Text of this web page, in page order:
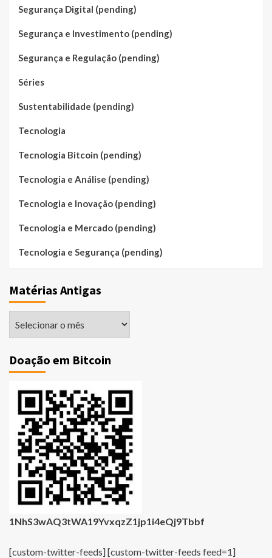
Segurança Digital (pending)
Segurança e Investimento (pending)
Segurança e Regulação (pending)
Séries
Sustentabilidade (pending)
Tecnologia
Tecnologia Bitcoin (pending)
Tecnologia e Análise (pending)
Tecnologia e Inovação (pending)
Tecnologia e Mercado (pending)
Tecnologia e Segurança (pending)
Matérias Antigas
Doação em Bitcoin
1NhS3wAQ3tWA19YvxqzZ1jp1i4eQj9Tbbf
[custom-twitter-feeds] [custom-twitter-feeds feed=1]